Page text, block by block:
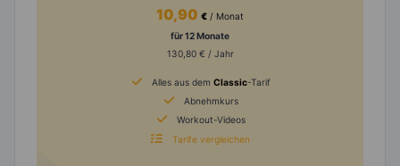
10,90 € / Monat
für 12 Monate
130,80 € / Jahr
Alles aus dem Classic-Tarif
Abnehmkurs
Workout-Videos
Tarife vergleichen